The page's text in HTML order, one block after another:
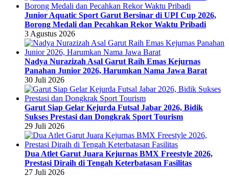
Junior Aquatic Sport Garut Bersinar di UPI Cup 2026,
Borong Medali dan Pecahkan Rekor Waktu Pribadi
3 Agustus 2026
Nadya Nurazizah Asal Garut Raih Emas Kejurnas
Panahan Junior 2026, Harumkan Nama Jawa Barat
30 Juli 2026
Garut Siap Gelar Kejurda Futsal Jabar 2026, Bidik
Sukses Prestasi dan Dongkrak Sport Tourism
29 Juli 2026
Dua Atlet Garut Juara Kejurnas BMX Freestyle 2026,
Prestasi Diraih di Tengah Keterbatasan Fasilitas
27 Juli 2026